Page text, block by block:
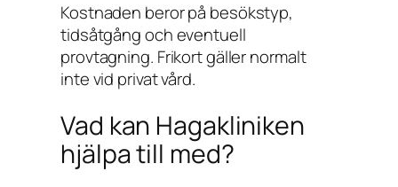
Kostnaden beror på besökstyp,
tidsåtgång och eventuell
provtagning. Frikort gäller normalt
inte vid privat vård.
Vad kan Hagakliniken
hjälpa till med?